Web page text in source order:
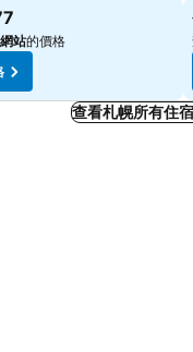
站的價格
查看札幌所有住宿